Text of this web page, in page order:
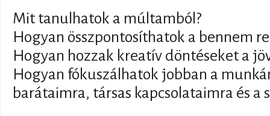
Mit tanulhatok a múltamból?
Hogyan összpontosíthatok a bennem
Hogyan hozzak kreatív döntéseket a
Hogyan fókuszálhatok jobban a
barátaimra, társas kapcsolataimra és a